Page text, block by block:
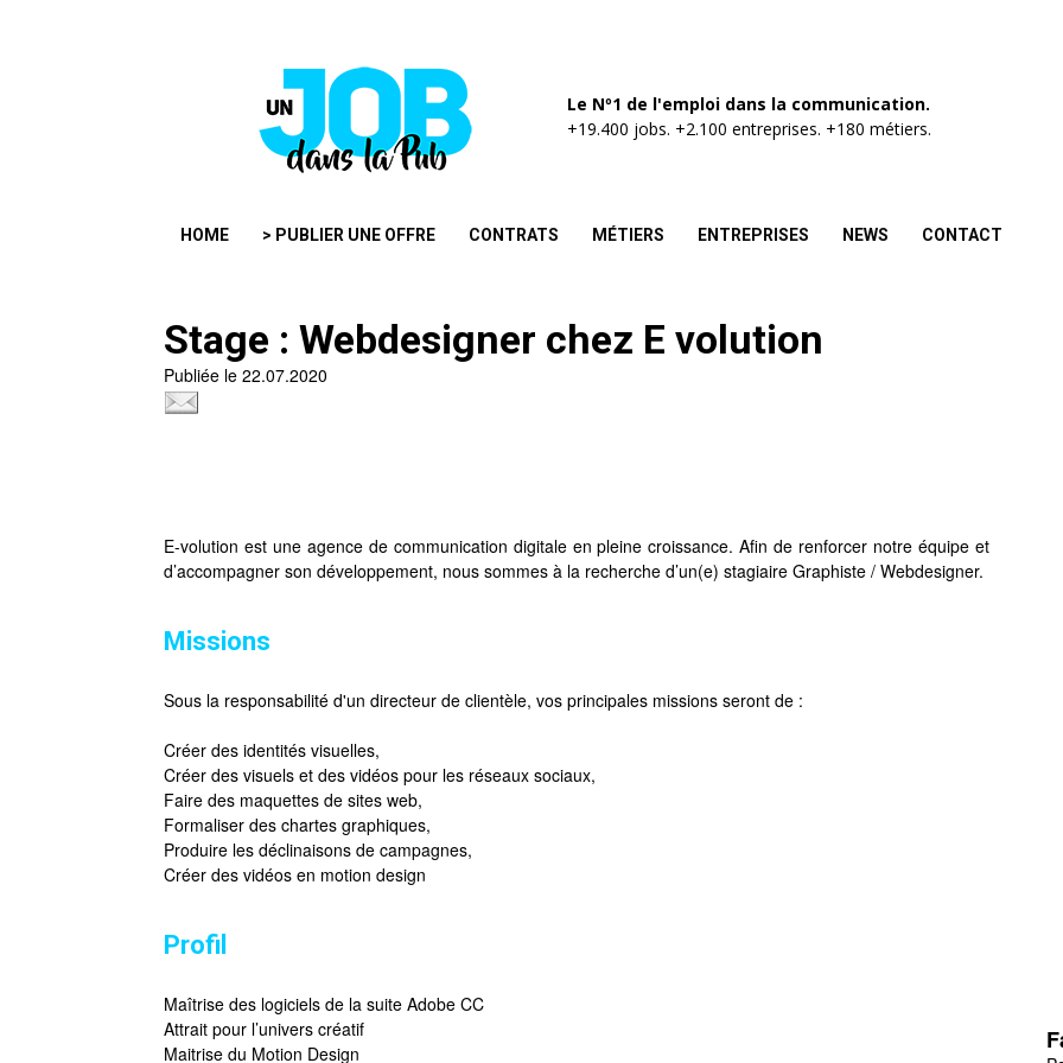
Le Nº1 de l'emploi dans la communication.
+19.400 jobs. +2.100 entreprises. +180 métiers.
HOME > PUBLIER UNE OFFRE CONTRATS MÉTIERS ENTREPRISES NEWS CONTACT
Stage : Webdesigner chez E volution
Publiée le 22.07.2020
E-volution est une agence de communication digitale en pleine croissance. Afin de renforcer notre équipe et
d’accompagner son développement, nous sommes à la recherche d’un(e) stagiaire Graphiste / Webdesigner.
Missions
Sous la responsabilité d'un directeur de clientèle, vos principales missions seront de :
Créer des identités visuelles,
Créer des visuels et des vidéos pour les réseaux sociaux,
Faire des maquettes de sites web,
Formaliser des chartes graphiques,
Produire les déclinaisons de campagnes,
Créer des vidéos en motion design
Profil
Maîtrise des logiciels de la suite Adobe CC
Attrait pour l’univers créatif
Maitrise du Motion Design